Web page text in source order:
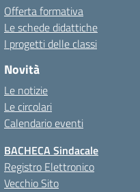
rus
Escort
atasehir
Escort
Escort
Ankara
Escort
malatya
Escort
kuşadası
Offerta formativa
Le schede didattiche
I progetti delle classi
Novità
Le notizie
Le circolari
Calendario eventi
BACHECA Sindacale
Registro Elettronico
Vecchio Sito